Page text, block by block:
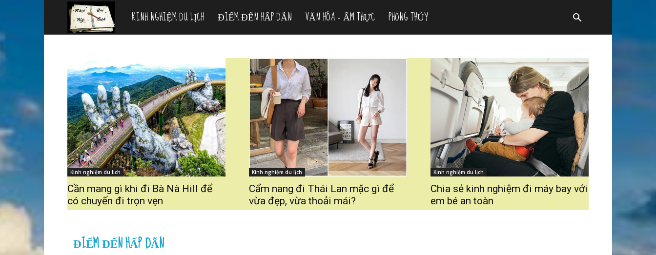
Nhật
du
lịch
KINH NGHIỆM DU LỊCH ĐIỂM ĐẾN HẤP DẪN VĂN HÓA – ẨM THỰC PHONG THỦY
Kinh nghiệm du lịch
Cần mang gì khi đi Bà Nà Hill để
có chuyến đi trọn vẹn
Kinh nghiệm du lịch
Cẩm nang đi Thái Lan mặc gì để
vừa đẹp, vừa thoải mái?
Kinh nghiệm du lịch
Chia sẻ kinh nghiệm đi máy bay với
em bé an toàn
ĐIỂM ĐẾN HẤP DẪN